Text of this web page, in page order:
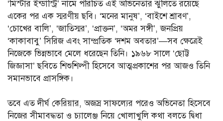
‘মিস্টার ইন্ডাস্ট্রি’ নামে পরিচিত এই অভিনেতার ঝুলিতে রয়েছে
একের পর এক স্মরণীয় ছবি। ‘মনের মানুষ’, ‘বাইশে শ্রাবণ’,
‘চোখের বালি’, ‘জাতিস্মর’, ‘প্রাক্তন’, ‘অমর সঙ্গী’, জনপ্রিয়
‘কাকাবাবু’ সিরিজ এবং সাম্প্রতিক ‘দশম অবতার’—সব ক্ষেত্রেই
নিজেকে ভিন্নভাবে মেলে ধরেছেন তিনি। ১৯৬৮ সালে ‘ছোট্ট
জিজ্ঞাসা’ ছবিতে শিশুশিল্পী হিসেবে আত্মপ্রকাশের পর আজও তিনি
সমানভাবে প্রাসঙ্গিক।
তবে এত দীর্ঘ কেরিয়ার, অজস্র সাফল্যের পরেও অভিনেতা হিসেবে
নিজের সীমাবদ্ধতা ও চ্যালেঞ্জ নিয়ে খোলাখুলি কথা বলতে দ্বিধা